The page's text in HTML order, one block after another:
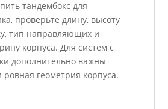
тандембокс для
проверьте длину, высоту
тип направляющих и
корпуса. Для систем с
дополнительно важны
геометрия корпуса.